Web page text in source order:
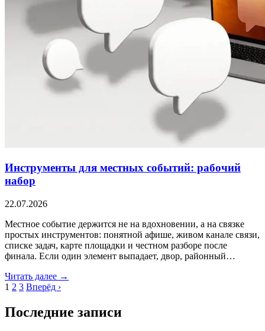
Инструменты для местных событий: рабочий
набор
22.07.2026
Местное событие держится не на вдохновении, а на связке
простых инструментов: понятной афише, живом канале связи,
списке задач, карте площадки и честном разборе после
финала. Если один элемент выпадает, двор, районный…
Читать далее →
1 2 3 Вперёд ›
Последние записи